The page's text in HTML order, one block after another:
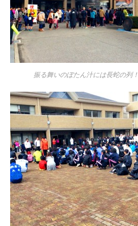
振る舞いのぼたん汁には長蛇の列！